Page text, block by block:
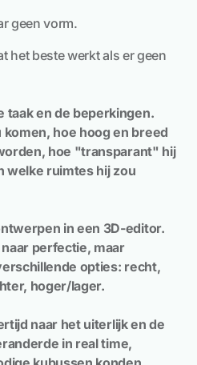
geen vorm.
het beste werkt als er geen
taak en de beperkingen.
komen, hoe hoog en breed
hoe "transparant" hij
welke ruimtes hij zou
in een 3D-editor.
perfectie, maar
opties: recht,
hoger/lager.
naar het uiterlijk en de
in real time,